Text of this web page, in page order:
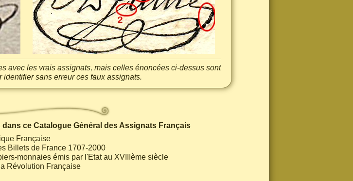
avec les vrais assignats, mais celles énoncées ci-dessus sont
identifier sans erreur ces faux assignats.
ce Catalogue Général des Assignats Français
Française
Billets de France 1707-2000
monnaies émis par l'Etat au XVIIIème siècle
Révolution Française